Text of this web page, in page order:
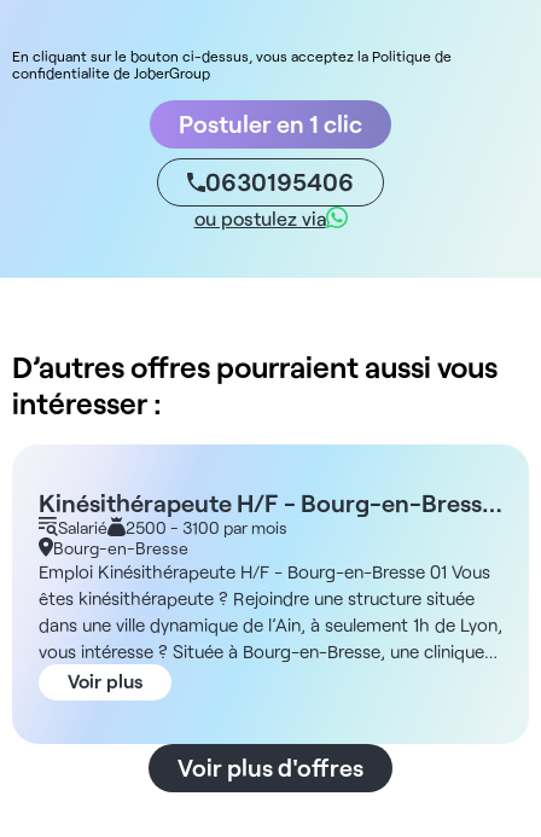
En cliquant sur le bouton ci-dessus, vous acceptez la Politique de
confidentialite de JoberGroup
Postuler en 1 clic
0630195406
ou postulez via
D’autres offres pourraient aussi vous
intéresser :
Kinésithérapeute H/F - Bourg-en-Bresse
01 - 2900€ brut/mois
Salarié
2500 - 3100 par mois
Bourg-en-Bresse
Emploi Kinésithérapeute H/F - Bourg-en-Bresse 01 Vous
êtes kinésithérapeute ? Rejoindre une structure située
dans une ville dynamique de l’Ain, à seulement 1h de Lyon,
vous intéresse ? Située à Bourg-en-Bresse, une clinique
de soins médicaux et de réadaptation (70% gériatrie et
30 polyvalente) recrute un kinésithérapeute H/F.
du système nerveux, cet établissement dispose de lits de
soins de suite indifférenciés. Il accueille principalement
Voir plus
Voir plus d'offres